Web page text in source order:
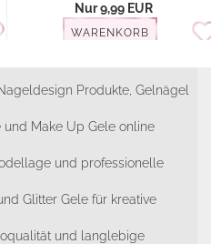
Nur 9,99 EUR
WARENKORB
Produkte, Gelnägel
Make Up Gele online
und professionelle
Glitter Gele für kreative
und langlebige